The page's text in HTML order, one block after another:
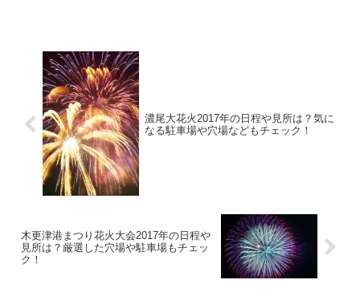
濃尾大花火2017年の日程や見所は？気に
なる駐車場や穴場などもチェック！
木更津港まつり花火大会2017年の日程や
見所は？厳選した穴場や駐車場もチェッ
ク！